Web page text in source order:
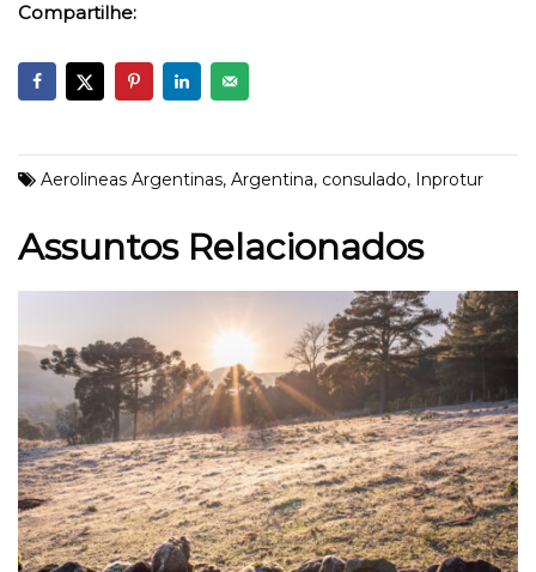
Compartilhe:
Aerolineas Argentinas, Argentina, consulado, Inprotur
Assuntos Relacionados